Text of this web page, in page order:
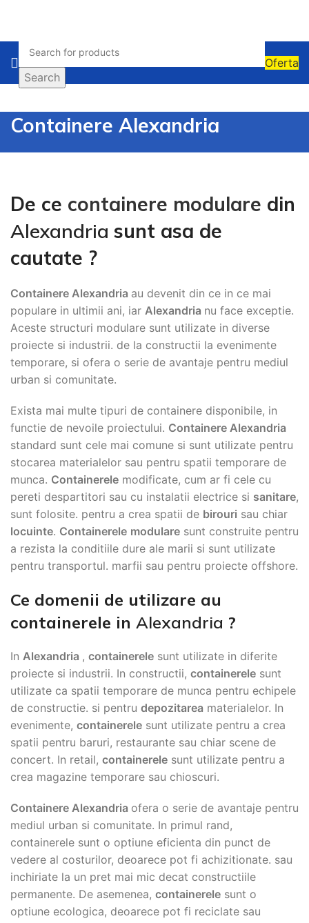
Search
Oferta
Containere Alexandria
De ce containere modulare din
Alexandria sunt asa de
cautate ?
Containere Alexandria au devenit din ce in ce mai
populare in ultimii ani, iar Alexandria nu face exceptie.
Aceste structuri modulare sunt utilizate in diverse
proiecte si industrii. de la constructii la evenimente
temporare, si ofera o serie de avantaje pentru mediul
urban si comunitate.
Exista mai multe tipuri de containere disponibile, in
functie de nevoile proiectului. Containere Alexandria
standard sunt cele mai comune si sunt utilizate pentru
stocarea materialelor sau pentru spatii temporare de
munca. Containerele modificate, cum ar fi cele cu
pereti despartitori sau cu instalatii electrice si sanitare,
sunt folosite. pentru a crea spatii de birouri sau chiar
locuinte. Containerele modulare sunt construite pentru
a rezista la conditiile dure ale marii si sunt utilizate
pentru transportul. marfii sau pentru proiecte offshore.
Ce domenii de utilizare au
containerele in Alexandria ?
In Alexandria , containerele sunt utilizate in diferite
proiecte si industrii. In constructii, containerele sunt
utilizate ca spatii temporare de munca pentru echipele
de constructie. si pentru depozitarea materialelor. In
evenimente, containerele sunt utilizate pentru a crea
spatii pentru baruri, restaurante sau chiar scene de
concert. In retail, containerele sunt utilizate pentru a
crea magazine temporare sau chioscuri.
Containere Alexandria ofera o serie de avantaje pentru
mediul urban si comunitate. In primul rand,
containerele sunt o optiune eficienta din punct de
vedere al costurilor, deoarece pot fi achizitionate. sau
inchiriate la un pret mai mic decat constructiile
permanente. De asemenea, containerele sunt o
optiune ecologica, deoarece pot fi reciclate sau